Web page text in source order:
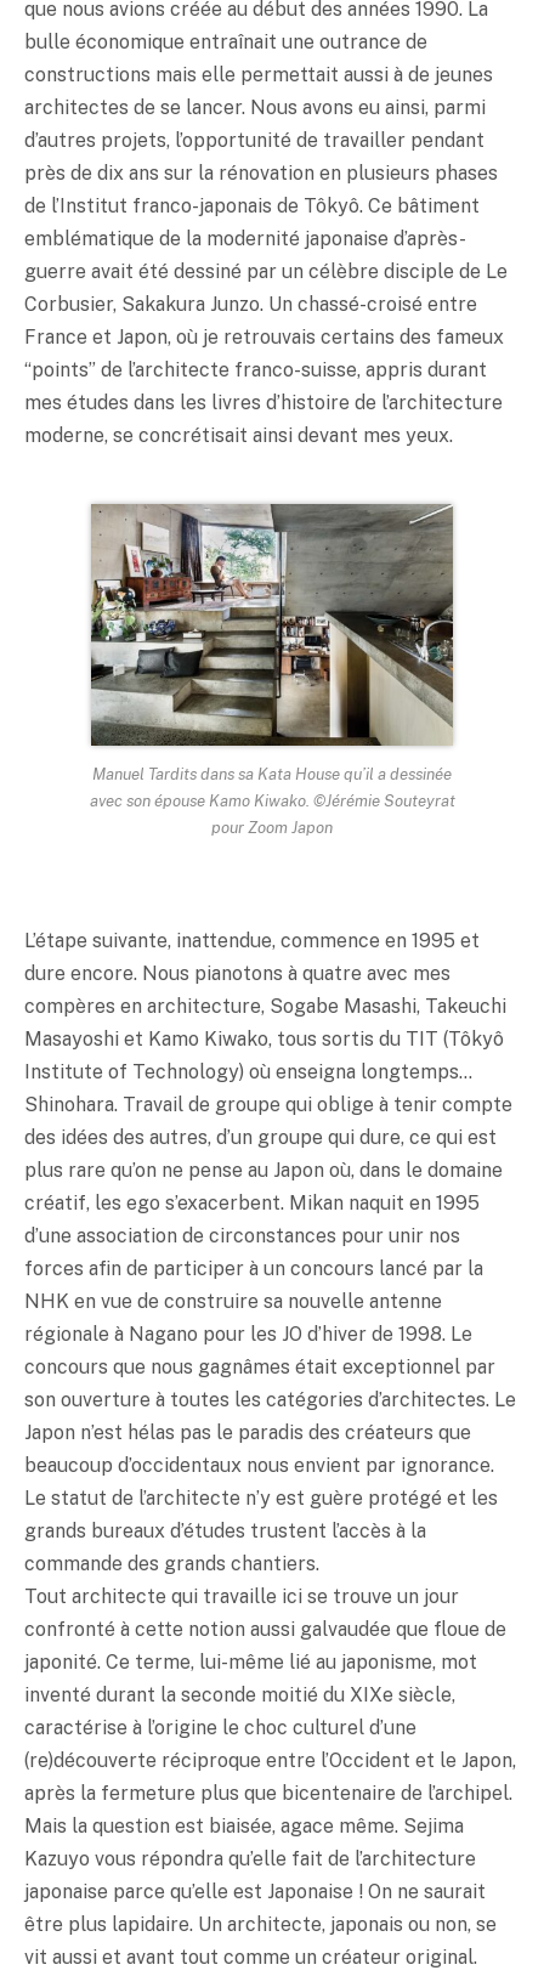
que nous avions créée au début des années 1990. La
bulle économique entraînait une outrance de
constructions mais elle permettait aussi à de jeunes
architectes de se lancer. Nous avons eu ainsi, parmi
d’autres projets, l’opportunité de travailler pendant
près de dix ans sur la rénovation en plusieurs phases
de l’Institut franco-japonais de Tôkyô. Ce bâtiment
emblématique de la modernité japonaise d’après-
guerre avait été dessiné par un célèbre disciple de Le
Corbusier, Sakakura Junzo. Un chassé-croisé entre
France et Japon, où je retrouvais certains des fameux
“points” de l’architecte franco-suisse, appris durant
mes études dans les livres d’histoire de l’architecture
moderne, se concrétisait ainsi devant mes yeux.
Manuel Tardits dans sa Kata House qu’il a dessinée
avec son épouse Kamo Kiwako. ©Jérémie Souteyrat
pour Zoom Japon
L’étape suivante, inattendue, commence en 1995 et
dure encore. Nous pianotons à quatre avec mes
compères en architecture, Sogabe Masashi, Takeuchi
Masayoshi et Kamo Kiwako, tous sortis du TIT (Tôkyô
Institute of Technology) où enseigna longtemps…
Shinohara. Travail de groupe qui oblige à tenir compte
des idées des autres, d’un groupe qui dure, ce qui est
plus rare qu’on ne pense au Japon où, dans le domaine
créatif, les ego s’exacerbent. Mikan naquit en 1995
d’une association de circonstances pour unir nos
forces afin de participer à un concours lancé par la
NHK en vue de construire sa nouvelle antenne
régionale à Nagano pour les JO d’hiver de 1998. Le
concours que nous gagnâmes était exceptionnel par
son ouverture à toutes les catégories d’architectes. Le
Japon n’est hélas pas le paradis des créateurs que
beaucoup d’occidentaux nous envient par ignorance.
Le statut de l’architecte n’y est guère protégé et les
grands bureaux d’études trustent l’accès à la
commande des grands chantiers.
Tout architecte qui travaille ici se trouve un jour
confronté à cette notion aussi galvaudée que floue de
japonité. Ce terme, lui-même lié au japonisme, mot
inventé durant la seconde moitié du XIXe siècle,
caractérise à l’origine le choc culturel d’une
(re)découverte réciproque entre l’Occident et le Japon,
après la fermeture plus que bicentenaire de l’archipel.
Mais la question est biaisée, agace même. Sejima
Kazuyo vous répondra qu’elle fait de l’architecture
japonaise parce qu’elle est Japonaise ! On ne saurait
être plus lapidaire. Un architecte, japonais ou non, se
vit aussi et avant tout comme un créateur original.